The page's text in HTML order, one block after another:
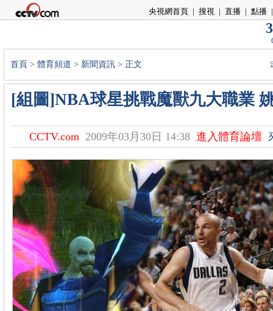
央視網首頁 | 搜視 | 直播 | 點播 |
首頁 > 體育頻道 > 新聞資訊 > 正文
[組圖]NBA球星挑戰魔獸九大職業
CCTV.com 2009年03月30日 14:38 進入體育論壇